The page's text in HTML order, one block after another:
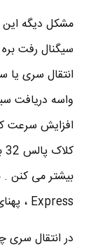
مشکل دیگه این
واسه دریافت
افزایش سرعت
Express ، پهنای باند حدود 250 مگابایت در ثانیه هست چون کلاک پالسش 2.5 گیگاهرتزه .
در انتقال سری